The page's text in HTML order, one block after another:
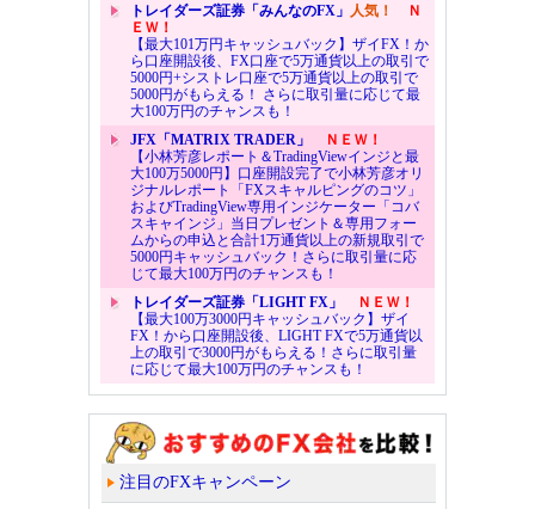
トレイダーズ証券「みんなのFX」 人気！
Ｎ
ＥＷ！
【最大101万円キャッシュバック】ザイFX！か
ら口座開設後、FX口座で5万通貨以上の取引で
5000円+シストレ口座で5万通貨以上の取引で
5000円がもらえる！ さらに取引量に応じて最
大100万円のチャンスも！
JFX「MATRIX TRADER」
ＮＥＷ！
【小林芳彦レポート＆TradingViewインジと最
大100万5000円】口座開設完了で小林芳彦オリ
ジナルレポート「FXスキャルピングのコツ」
およびTradingView専用インジケーター「コバ
スキャインジ」当日プレゼント＆専用フォー
ムからの申込と合計1万通貨以上の新規取引で
5000円キャッシュバック！さらに取引量に応
じて最大100万円のチャンスも！
トレイダーズ証券「LIGHT FX」
ＮＥＷ！
【最大100万3000円キャッシュバック】ザイ
FX！から口座開設後、LIGHT FXで5万通貨以
上の取引で3000円がもらえる！さらに取引量
に応じて最大100万円のチャンスも！
注目のFXキャンペーン